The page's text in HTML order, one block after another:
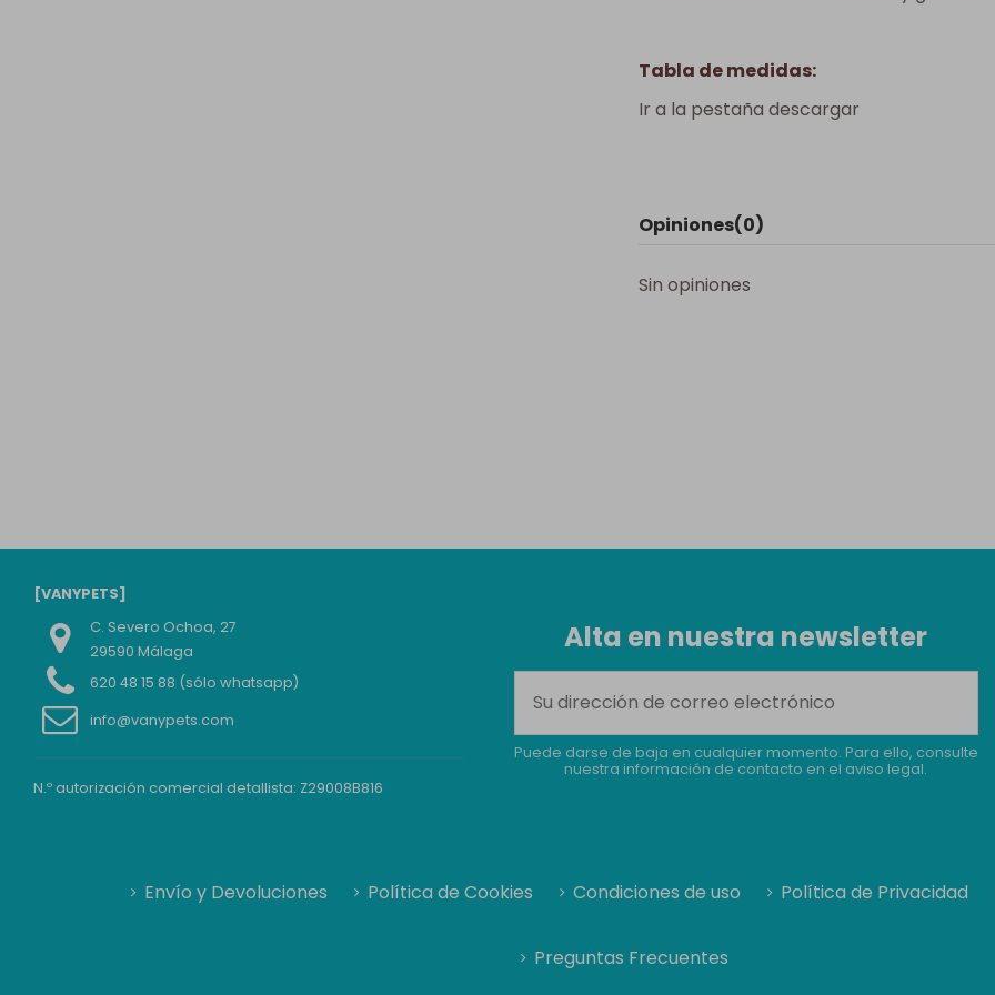
Tabla de medidas:
Ir a la pestaña descargar
Opiniones(0)
Sin opiniones
[VANYPETS]
C. Severo Ochoa, 27
29590 Málaga
620 48 15 88 (sólo whatsapp)
info@vanypets.com
N.º autorización comercial detallista: Z29008B816
Alta en nuestra newsletter
Puede darse de baja en cualquier momento. Para ello, consulte
nuestra información de contacto en el aviso legal.
Envío y Devoluciones Política de Cookies Condiciones de uso Política de Privacidad
Preguntas Frecuentes